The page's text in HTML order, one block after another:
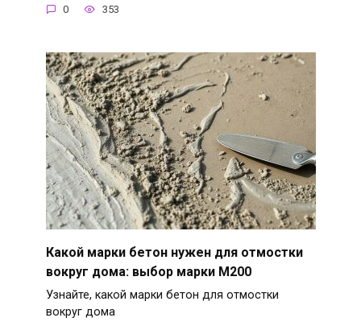
0 353
Какой марки бетон нужен для отмостки
вокруг дома: выбор марки М200
Узнайте, какой марки бетон для отмостки
вокруг дома